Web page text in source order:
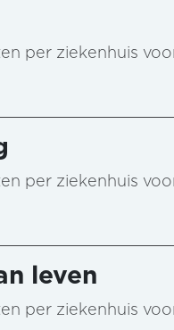
per ziekenhuis
per ziekenhuis
leven
per ziekenhuis